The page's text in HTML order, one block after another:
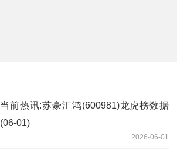
当前热讯:苏豪汇鸿(600981)龙虎榜数据
(06-01)
2026-06-01